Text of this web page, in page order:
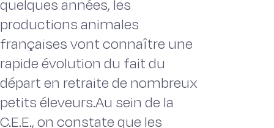
quelques années, les
productions animales
françaises vont connaître une
rapide évolution du fait du
départ en retraite de nombreux
petits éleveurs.Au sein de la
C.E.E., on constate que les